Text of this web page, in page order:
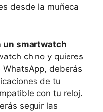
desde la muñeca
un smartwatch
chino y quieres
WhatsApp, deberás
de tu
con tu reloj.
seguir las